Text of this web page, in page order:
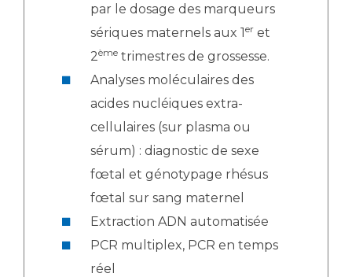
par le dosage des marqueurs
sériques maternels aux 1er et
2ème trimestres de grossesse.
Analyses moléculaires des
acides nucléiques extra-
cellulaires (sur plasma ou
sérum) : diagnostic de sexe
fœtal et génotypage rhésus
fœtal sur sang maternel
Extraction ADN automatisée
PCR multiplex, PCR en temps
réel